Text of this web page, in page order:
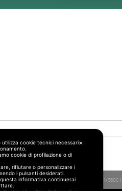
| PECje@legalmail.it| Aut. SIAE n.3964-5/1/3600 |
✕
utilizza cookie tecnici necessari
cookie di profilazione o di
rifiutare o personalizzare i
i pulsanti desiderati.
informativa continuerai